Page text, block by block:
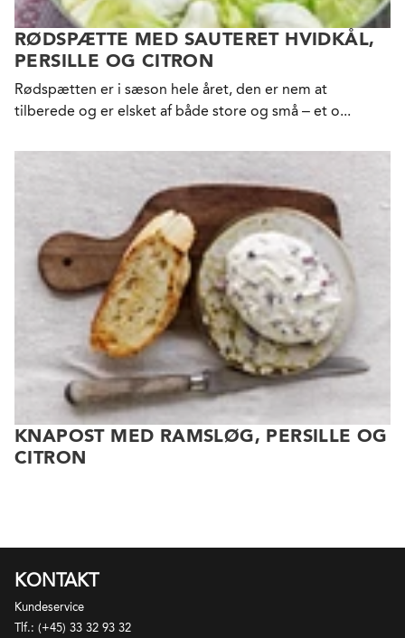
RØDSPÆTTE MED SAUTERET HVIDKÅL,
PERSILLE OG CITRON
Rødspætten er i sæson hele året, den er nem at
tilberede og er elsket af både store og små – et o...
KNAPOST MED RAMSLØG, PERSILLE OG
CITRON
KONTAKT
Kundeservice
Tlf.: (+45) 33 32 93 32